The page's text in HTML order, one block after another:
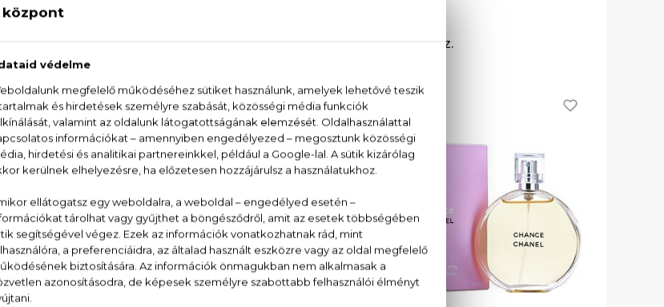
parfümhasználat több ezer éves múltra tekint vissza.
is használtak a szépségápoláshoz és a vágykeltéshez.